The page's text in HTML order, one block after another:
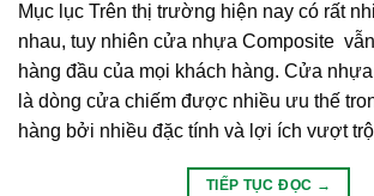
Mục lục Trên thị trường hiện nay có rất
nhau, tuy nhiên cửa nhựa Composite
hàng đầu của mọi khách hàng. Cửa
là dòng cửa chiếm được nhiều ưu thế
hàng bởi nhiều đặc tính và lợi ích vượt
TIẾP TỤC ĐỌC →